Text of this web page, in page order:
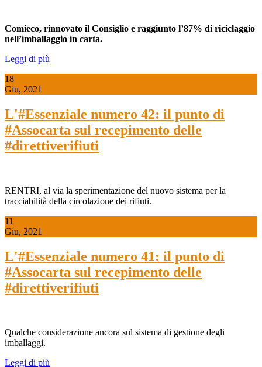
Comieco, rinnovato il Consiglio e raggiunto l’87% di riciclaggio
nell’imballaggio in carta.
Leggi di più
18
Giu, 2021
L'#Essenziale numero 42: il punto di
#Assocarta sul recepimento delle
#direttiverifiuti
RENTRI, al via la sperimentazione del nuovo sistema per la
tracciabilità della circolazione dei rifiuti.
11
Giu, 2021
L'#Essenziale numero 41: il punto di
#Assocarta sul recepimento delle
#direttiverifiuti
Qualche considerazione ancora sul sistema di gestione degli
imballaggi.
Leggi di più